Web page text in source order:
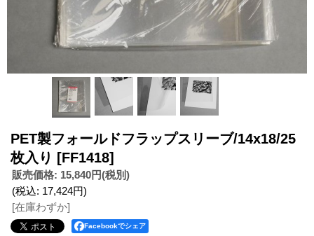
PET製フォールドフラップスリーブ/14x18/25
枚入り [FF1418]
販売価格: 15,840円(税別)
(税込: 17,424円)
[在庫わずか]
Facebookでシェア